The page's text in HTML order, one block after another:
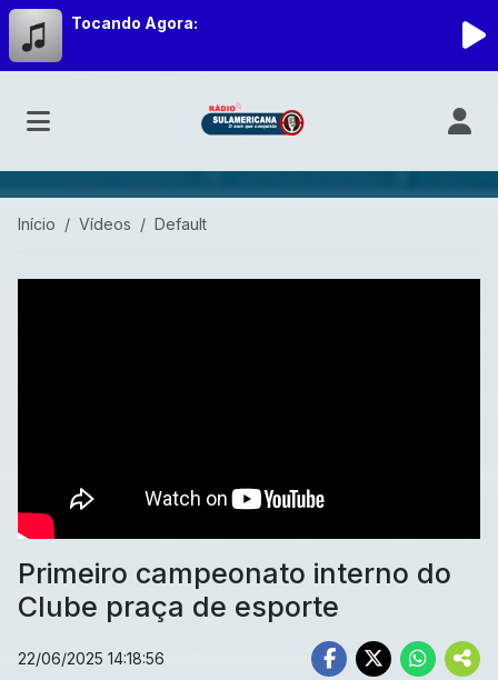
Tocando Agora:
Início Vídeos Default
Primeiro campeonato interno do
Clube praça de esporte
22/06/2025 14:18:56